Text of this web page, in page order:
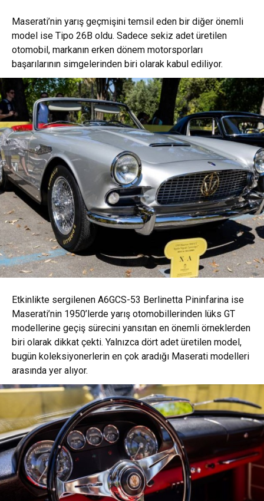
Maserati’nin yarış geçmişini temsil eden bir diğer önemli
model ise Tipo 26B oldu. Sadece sekiz adet üretilen
otomobil, markanın erken dönem motorsporları
başarılarının simgelerinden biri olarak kabul ediliyor.
Etkinlikte sergilenen A6GCS-53 Berlinetta Pininfarina ise
Maserati’nin 1950’lerde yarış otomobillerinden lüks GT
modellerine geçiş sürecini yansıtan en önemli örneklerden
biri olarak dikkat çekti. Yalnızca dört adet üretilen model,
bugün koleksiyonerlerin en çok aradığı Maserati modelleri
arasında yer alıyor.